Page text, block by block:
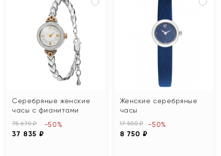
Серебряные женские
часы с фианитами
75 670 ₽
37 835 ₽
-50%
Женские серебряные
часы
17 500 ₽
8 750 ₽
-50%